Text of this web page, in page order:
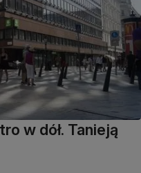
w dół. Tanieją